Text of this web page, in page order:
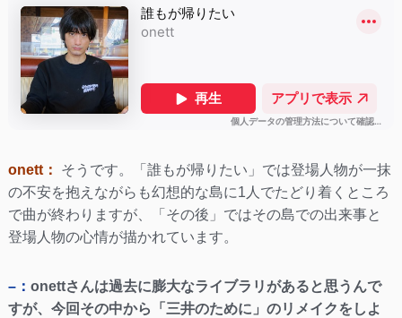
onett：
そうです。「誰もが帰りたい」では登場人物が一抹
の不安を抱えながらも幻想的な島に1人でたどり着くところ
で曲が終わりますが、「その後」ではその島での出来事と
登場人物の心情が描かれています。
–： onettさんは過去に膨大なライブラリがあると思うんで
すが、今回その中から「三井のために」のリメイクをしよ